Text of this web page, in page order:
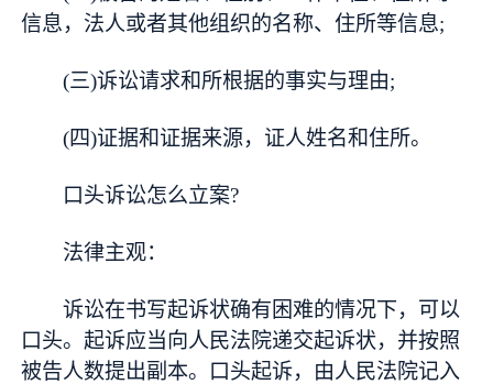
信息，法人或者其他组织的名称、住所等信息;
(三)诉讼请求和所根据的事实与理由;
(四)证据和证据来源，证人姓名和住所。
口头诉讼怎么立案?
法律主观：
诉讼在书写起诉状确有困难的情况下，可以
口头。起诉应当向人民法院递交起诉状，并按照
被告人数提出副本。口头起诉，由人民法院记入